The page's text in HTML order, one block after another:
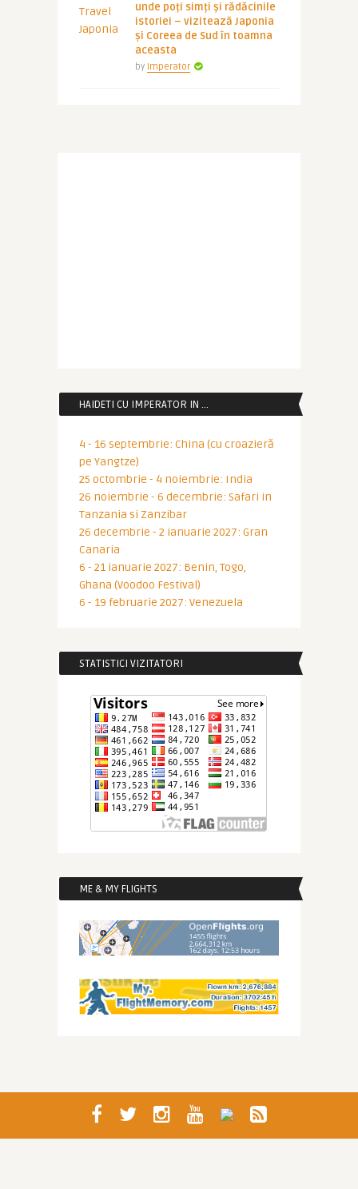
unde poți simți și rădăcinile
istoriei – vizitează Japonia
și Coreea de Sud în toamna
aceasta
by Imperator
HAIDETI CU IMPERATOR IN …
4 - 16 septembrie: China (cu croazieră
pe Yangtze)
25 octombrie - 4 noiembrie: India
26 noiembrie - 6 decembrie: Safari in
Tanzania si Zanzibar
26 decembrie - 2 ianuarie 2027: Gran
Canaria
6 - 21 ianuarie 2027: Benin, Togo,
Ghana (Voodoo Festival)
6 - 19 februarie 2027: Venezuela
STATISTICI VIZITATORI
ME & MY FLIGHTS